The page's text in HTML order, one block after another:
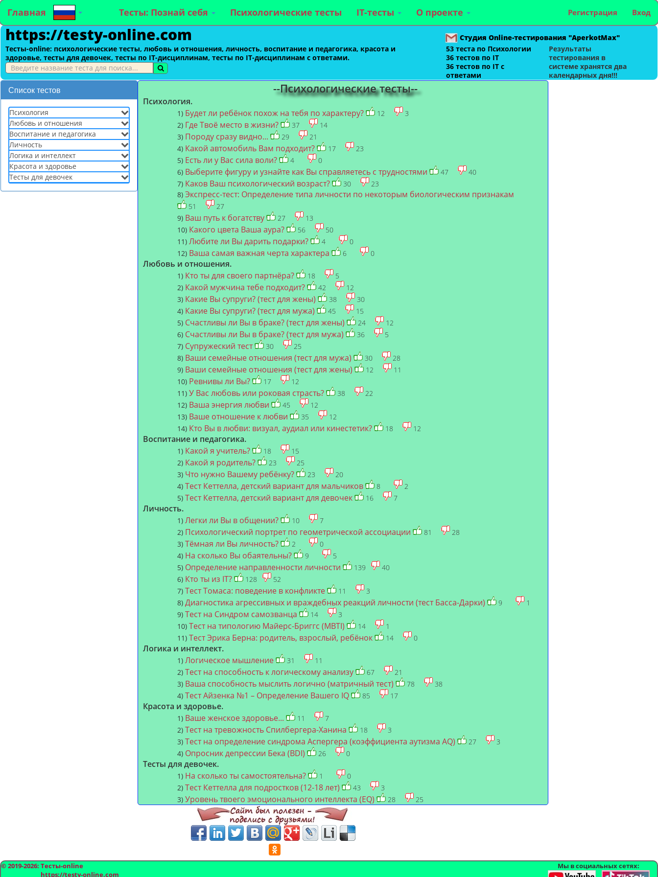
Главная Тесты: Познай себя Психологические тесты IT-тесты О проекте Регистрация Вход
https://testy-online.com
Тесты-оnline: психологические тесты, любовь и отношения, личность, воспитание и педагогика, красота и
здоровье, тесты для девочек, тесты по IT-дисциплинам, тесты по IT-дисциплинам с ответами.
Студия Online-тестирования "AperkotMax"
53 теста по Психологии
36 тестов по IT
36 тестов по IT с
ответами
Результаты
тестирования в
системе хранятся два
календарных дня!!!
Список тестов
Психология
Любовь и отношения
Воспитание и педагогика
Личность
Логика и интеллект
Красота и здоровье
Тесты для девочек
--Психологические тесты--
Психология.
1) Будет ли ребёнок похож на тебя по характеру? 12
3
2) Где Твоё место в жизни? 37
14
3) Породу сразу видно... 29
21
4) Какой автомобиль Вам подходит? 17
23
5) Есть ли у Вас сила воли? 4
0
6) Выберите фигуру и узнайте как Вы справляетесь с трудностями 47
40
7) Каков Ваш психологический возраст? 30
23
8) Экспресс-тест: Определение типа личности по некоторым биологическим признакам
51
27
9) Ваш путь к богатству 27
13
10) Какого цвета Ваша аура? 56
50
11) Любите ли Вы дарить подарки? 4
0
12) Ваша самая важная черта характера 6 0
Любовь и отношения.
1) Кто ты для своего партнёра? 18
5
2) Какой мужчина тебе подходит? 42
12
3) Какие Вы супруги? (тест для жены) 38
30
4) Какие Вы супруги? (тест для мужа) 45
15
5) Счастливы ли Вы в браке? (тест для жены) 24
12
6) Счастливы ли Вы в браке? (тест для мужа) 36
5
7) Супружеский тест 30
25
8) Ваши семейные отношения (тест для мужа) 30
28
9) Ваши семейные отношения (тест для жены) 12
11
10) Ревнивы ли Вы? 17
12
11) У Вас любовь или роковая страсть? 38
22
12) Ваша энергия любви 45
12
13) Ваше отношение к любви 35
12
14) Кто Вы в любви: визуал, аудиал или кинестетик? 18 12
Воспитание и педагогика.
1) Какой я учитель? 18
15
2) Какой я родитель? 23
25
3) Что нужно Вашему ребёнку? 23
20
4) Тест Кеттелла, детский вариант для мальчиков 8
2
5) Тест Кеттелла, детский вариант для девочек 16 7
Личность.
1) Легки ли Вы в общении? 10
7
2) Психологический портрет по геометрической ассоциации 81
28
3) Тёмная ли Вы личность? 2
0
4) На сколько Вы обаятельны? 9
5
5) Определение направленности личности 139
40
6) Кто ты из IT? 128
52
7) Тест Томаса: поведение в конфликте 11
3
8) Диагностика агрессивных и враждебных реакций личности (тест Басса-Дарки) 9
1
9) Тест на Синдром самозванца 14
3
10) Тест на типологию Майерс-Бриггс (MBTI) 14
1
11) Тест Эрика Берна: родитель, взрослый, ребёнок 14 0
Логика и интеллект.
1) Логическое мышление 31
11
2) Тест на способность к логическому анализу 67
21
3) Ваша способность мыслить логично (матричный тест) 78
38
4) Тест Айзенка №1 – Определение Вашего IQ 85 17
Красота и здоровье.
1) Ваше женское здоровье... 11
7
2) Тест на тревожность Спилбергера-Ханина 18
3
3) Тест на определение синдрома Аспергера (коэффициента аутизма AQ) 27
3
4) Опросник депрессии Бека (BDI) 26 0
Тесты для девочек.
1) На сколько ты самостоятельна? 1
0
2) Тест Кеттелла для подростков (12-18 лет) 43
3
3) Уровень твоего эмоционального интеллекта (EQ) 28 25
© 2019-2026: Тесты-online
https://testy-online.com
Мы в социальных сетях: